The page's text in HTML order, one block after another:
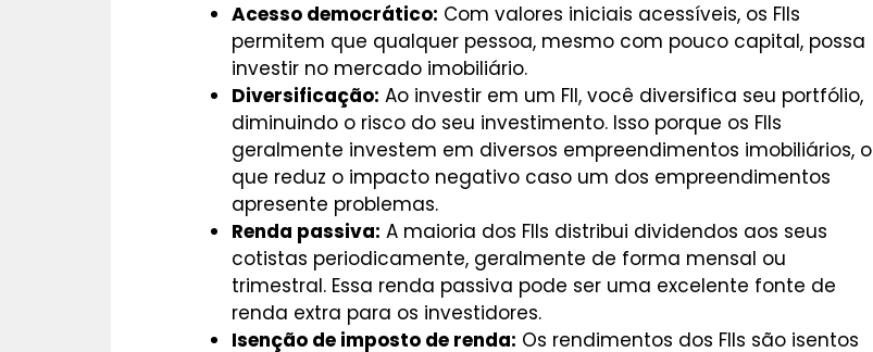
Acesso democrático: Com valores iniciais acessíveis, os FIIs
permitem que qualquer pessoa, mesmo com pouco capital, possa
investir no mercado imobiliário.
Diversificação: Ao investir em um FII, você diversifica seu portfólio,
diminuindo o risco do seu investimento. Isso porque os FIIs
geralmente investem em diversos empreendimentos imobiliários, o
que reduz o impacto negativo caso um dos empreendimentos
apresente problemas.
Renda passiva: A maioria dos FIIs distribui dividendos aos seus
cotistas periodicamente, geralmente de forma mensal ou
trimestral. Essa renda passiva pode ser uma excelente fonte de
renda extra para os investidores.
Isenção de imposto de renda: Os rendimentos dos FIIs são isentos